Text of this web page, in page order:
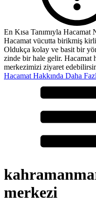
En Kısa Tanımıyla Hacamat
Hacamat vücutta birikmiş kirli
Oldukça kolay ve basit bir
zinde bir hale gelir. Hacamat
merkezimizi ziyaret
Hacamat Hakkında Daha
merkezi